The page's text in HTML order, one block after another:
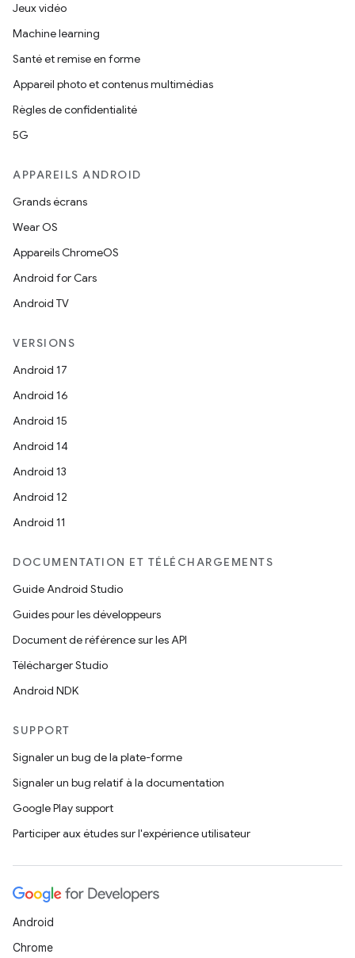
Jeux vidéo
Machine learning
Santé et remise en forme
Appareil photo et contenus multimédias
Règles de confidentialité
5G
APPAREILS ANDROID
Grands écrans
Wear OS
Appareils ChromeOS
Android for Cars
Android TV
VERSIONS
Android 17
Android 16
Android 15
Android 14
Android 13
Android 12
Android 11
DOCUMENTATION ET TÉLÉCHARGEMENTS
Guide Android Studio
Guides pour les développeurs
Document de référence sur les API
Télécharger Studio
Android NDK
SUPPORT
Signaler un bug de la plate-forme
Signaler un bug relatif à la documentation
Google Play support
Participer aux études sur l'expérience utilisateur
Android
Chrome